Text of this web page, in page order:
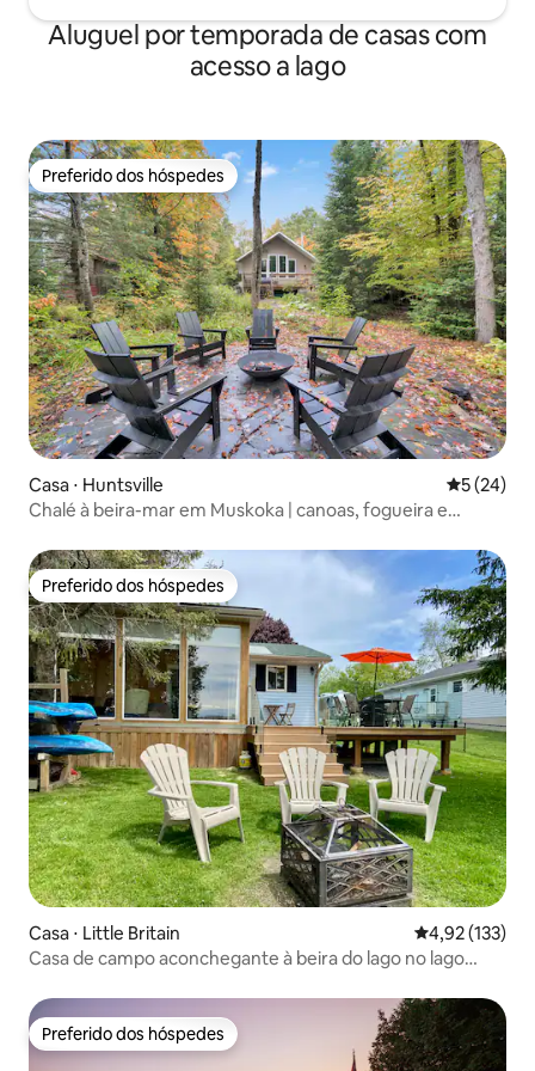
Aluguel por temporada de casas com
acesso a lago
Preferido dos hóspedes
Preferido dos hóspedes
Casa ⋅ Huntsville 5 de uma
5 (24)
Chalé à beira-mar em Muskoka | canoas, fogueira e
Preferido dos hóspedes
Preferido dos hóspedes
Casa ⋅ Little Britain 4,92 de uma
4,92 (133)
Casa de campo aconchegante à beira do lago no lago
Preferido dos hóspedes
Preferido dos hóspedes